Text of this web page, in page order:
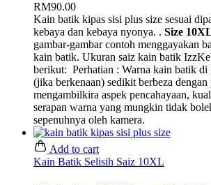
RM90.00
Kain batik kipas sisi plus size sesuai
kebaya dan kebaya nyonya. . Size
gambar-gambar contoh menggayakan
kain batik. Ukuran saiz kain batik
berikut: Perhatian : Warna kain batik
(jika berkenaan) sedikit berbeza
mengambilkira aspek pencahayaan,
serapan warna yang mungkin tidak
sepenuhnya oleh kamera.
Add to cart
Kain Batik Selisih Saiz 10XL